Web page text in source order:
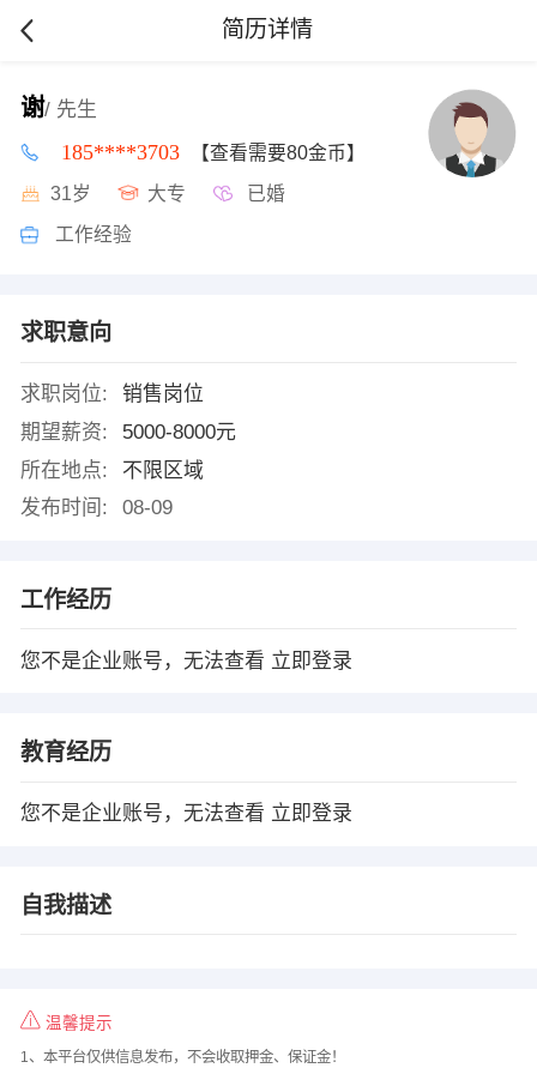
简历详情
谢/ 先生
185****3703 【查看需要80金币】
31岁 大专 已婚
工作经验
求职意向
求职岗位:
销售岗位
期望薪资:
5000-8000元
所在地点:
不限区域
发布时间:
08-09
工作经历
您不是企业账号，无法查看 立即登录
教育经历
您不是企业账号，无法查看 立即登录
自我描述
温馨提示
1、本平台仅供信息发布，不会收取押金、保证金！